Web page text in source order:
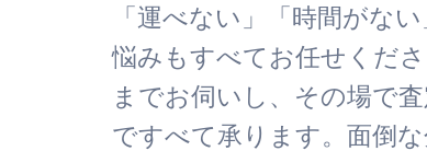
「運べない」「時間がな
悩みもすべてお任せくだ
までお伺いし、その場で
ですべて承ります。面倒